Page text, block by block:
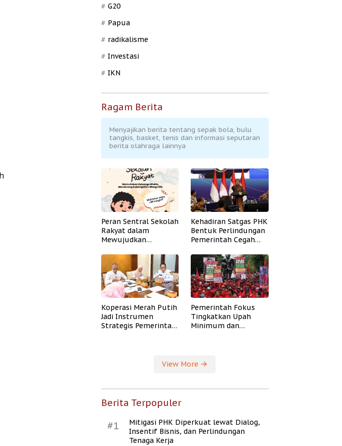
G20
Papua
radikalisme
Investasi
IKN
Ragam Berita
Menyajikan berita tentang sepak bola, bulu
tangkis, basket, tenis dan informasi seputaran
berita olahraga lainnya
Peran Sentral Sekolah
Rakyat dalam
Mewujudkan
Kehadiran Satgas PHK
Bentuk Perlindungan
Pemerintah Cegah
Koperasi Merah Putih
Jadi Instrumen
Strategis Pemerintah
Pemerintah Fokus
Tingkatkan Upah
Minimum dan
View More
Berita Terpopuler
#1
Mitigasi PHK Diperkuat lewat Dialog,
Insentif Bisnis, dan Perlindungan
Tenaga Kerja